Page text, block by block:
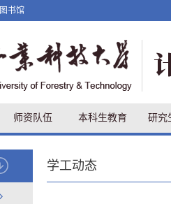
图书馆
师资队伍 本科生教育 研究
学工动态